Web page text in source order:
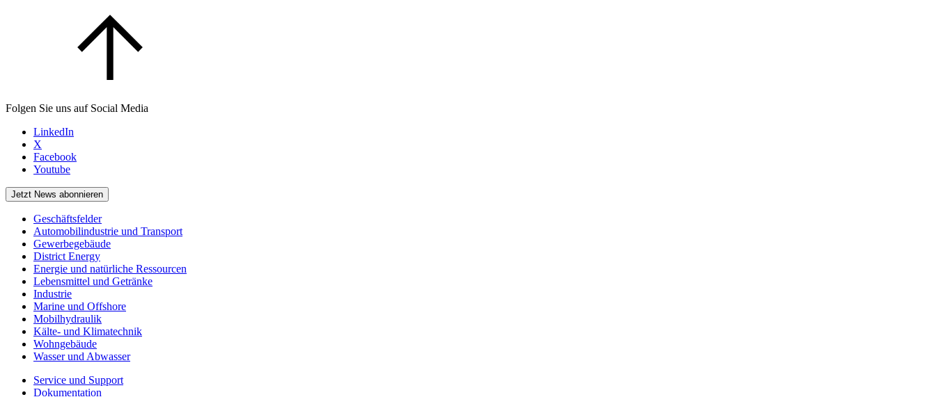
Folgen Sie uns auf Social Media
LinkedIn
X
Facebook
Youtube
Jetzt News abonnieren
Geschäftsfelder
Automobilindustrie und Transport
Gewerbegebäude
District Energy
Energie und natürliche Ressourcen
Lebensmittel und Getränke
Industrie
Marine und Offshore
Mobilhydraulik
Kälte- und Klimatechnik
Wohngebäude
Wasser und Abwasser
Service und Support
Dokumentation